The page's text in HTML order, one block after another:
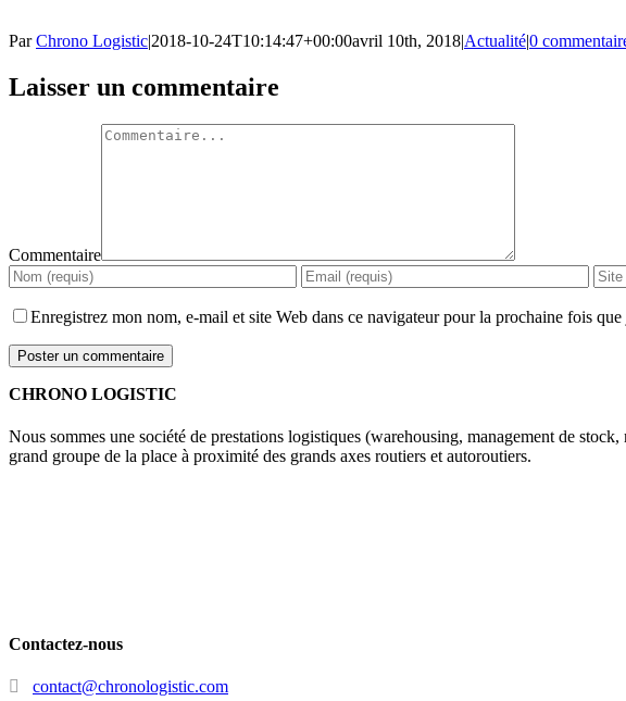
ParChrono Logistic|2018-10-24T10:14:47+00:00avril 10th, 2018|Actualité|0
Laisser un commentaire
Commentaire
Enregistrez mon nom, e-mail et site Web dans ce navigateur pour la prochaine fois que
CHRONO LOGISTIC
Nous sommes une société de prestations logistiques (warehousing, management de
grand groupe de la place à proximité des grands axes routiers et autoroutiers.
Contactez-nous
contact@chronologistic.com